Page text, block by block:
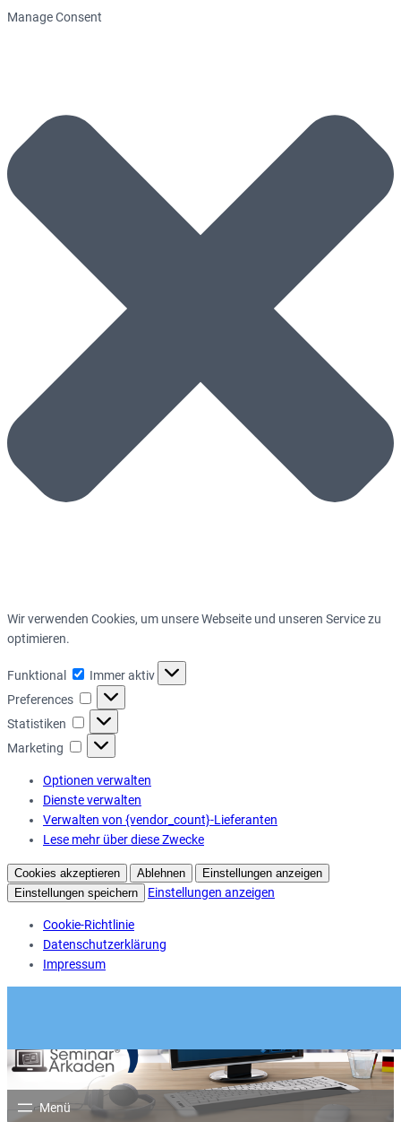
Manage Consent
Wir verwenden Cookies, um unsere Webseite und unseren Service zu
optimieren.
Funktional Funktional
Immer aktiv
Preferences
Preferences
Statistiken Statistiken
Marketing Marketing
Optionen verwalten
Dienste verwalten
Verwalten von {vendor_count}-Lieferanten
Lese mehr über diese Zwecke
Cookies akzeptieren Ablehnen
Einstellungen anzeigen
Einstellungen speichern
Einstellungen anzeigen
Cookie-Richtlinie
Datenschutzerklärung
Impressum